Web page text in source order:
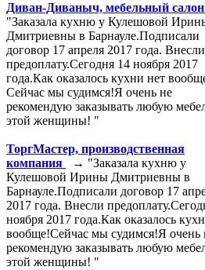
Диван-Диваныч, мебельный салон
"Заказала кухню у Кулешовой
Дмитриевны в Барнауле.Подписали
договор 17 апреля 2017 года. Внесли
предоплату.Сегодня 14 ноября 2017
года.Как оказалось кухни нет
Сейчас мы судимся!Я очень не
рекомендую заказывать любую
этой женщины! "
ТоргМастер, производственная
компания
→ "Заказала кухню у
Кулешовой Ирины Дмитриевны в
Барнауле.Подписали договор 17
2017 года. Внесли
ноября 2017 года.Как оказалось
вообще!Сейчас мы судимся!Я очень
рекомендую заказывать любую
этой женщины! "